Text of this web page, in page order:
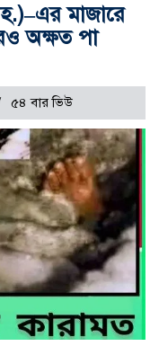
মাজারে
অক্ষত পা
৫৪ বার ভিউ